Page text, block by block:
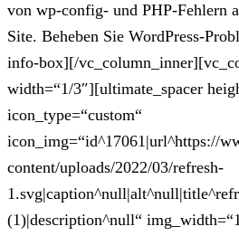
von wp-config- und PHP-Fehlern
Site. Beheben Sie WordPress-
info-box][/
width=“1/3″][ultimate_spacer
icon_type=“custom“
icon_img=“id^17061|url^https://
content/uploads/2022/03/refresh-
(1)|description^null“